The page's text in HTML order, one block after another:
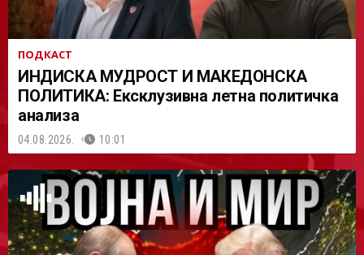
ПОДКАСТ
ИНДИСКА МУДРОСТ И МАКЕДОНСКА
ПОЛИТИКА: Ексклузивна летна политичка
анализа
04.08.2026. 10:01